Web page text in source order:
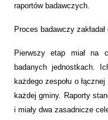
raportów badawczych.
Proces badawczy
Pierwszy etap miał na
badanych jednostkach.
każdego zespołu o
każdej gminy. Raporty
i miały dwa zasadnicze